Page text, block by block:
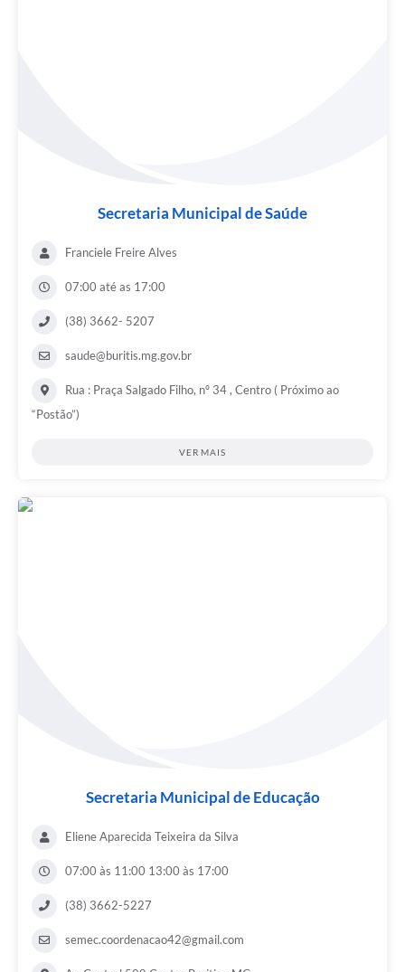
Secretaria Municipal de Saúde
Franciele Freire Alves
07:00 até as 17:00
(38) 3662- 5207
saude@buritis.mg.gov.br
Rua : Praça Salgado Filho, nº 34 , Centro ( Próximo ao
“Postão”)
VER MAIS
Secretaria Municipal de Educação
Eliene Aparecida Teixeira da Silva
07:00 às 11:00 13:00 às 17:00
(38) 3662-5227
semec.coordenacao42@gmail.com